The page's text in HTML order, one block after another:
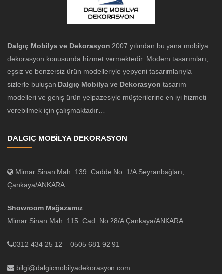
Dalgıç Mobilya ve Dekorasyon 2007 yılından bu yana mobilya
dekorasyon konusunda hizmet vermektedir. Modern tasarımları,
eşsiz ve benzersiz ürün modelleriyle yepyeni tasarımlarıyla
sizlerle buluşan Dalgıç Mobilya ve Dekorasyon tasarım
modelleri ve geniş ürün yelpazesiyle müşterilerine en iyi hizmeti
verebilmek için çalışmaktadır…
DALGIÇ MOBİLYA DEKORASYON
Mimar Sinan Mah. 139. Cadde No: 1/A Seyranbağları,
Çankaya/ANKARA
Showroom Mağazamız
Mimar Sinan Mah. 115. Cad. No:28/A Çankaya/ANKARA
0312 434 25 12 – 0505 681 92 91
bilgi@dalgicmobilyadekorasyon.com